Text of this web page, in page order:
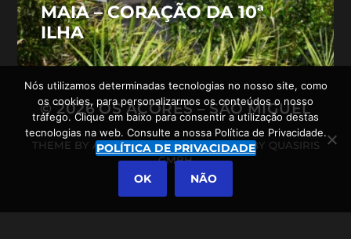
MAIA – CORAÇÃO DA 10ª
ILHA
© 2026OS AÇORES – SÃO MIGUEL
THEME BY ANDERS NORÉNPOWERED BY QUASIRIS
GMBH
Nós utilizamos determinadas tecnologias no nosso site, como
os cookies, para personalizarmos os conteúdos o nosso
tráfego. Clique em baixo para consentir a utilização destas
tecnologias na web. Consulte a nossa Política de Privacidade.
POLÍTICA DE PRIVACIDADE
OK NÃO